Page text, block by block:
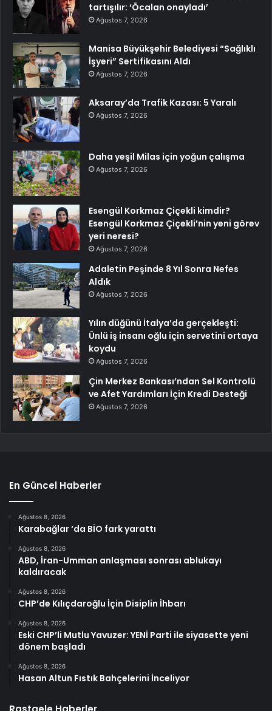
tartışılır: ‘Öcalan onayladı’
Ağustos 7, 2026
Manisa Büyükşehir Belediyesi “Sağlıklı
İşyeri” Sertifikasını Aldı
Ağustos 7, 2026
Aksaray’da Trafik Kazası: 5 Yaralı
Ağustos 7, 2026
Daha yeşil Milas için yoğun çalışma
Ağustos 7, 2026
Esengül Korkmaz Çiçekli kimdir?
Esengül Korkmaz Çiçekli’nin yeni görev
yeri neresi?
Ağustos 7, 2026
Adaletin Peşinde 8 Yıl Sonra Nefes
Aldık
Ağustos 7, 2026
Yılın düğünü İtalya’da gerçekleşti:
Ünlü iş insanı oğlu için servetini ortaya
koydu
Ağustos 7, 2026
Çin Merkez Bankası’ndan Sel Kontrolü
ve Afet Yardımları İçin Kredi Desteği
Ağustos 7, 2026
En Güncel Haberler
Ağustos 8, 2026
Karabağlar ‘da BİO fark yarattı
Ağustos 8, 2026
ABD, İran-Umman anlaşması sonrası ablukayı
kaldıracak
Ağustos 8, 2026
CHP’de Kılıçdaroğlu İçin Disiplin İhbarı
Ağustos 8, 2026
Eski CHP’li Mutlu Yavuzer: YENİ Parti ile siyasette yeni
dönem başladı
Ağustos 8, 2026
Hasan Altun Fıstık Bahçelerini İnceliyor